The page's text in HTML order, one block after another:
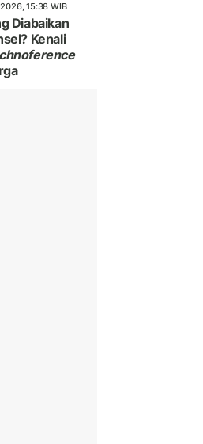
15:38 WIB
Diabaikan
Kenali